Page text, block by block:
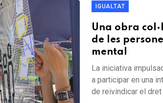
IGUALTAT
Una obra
de les
mental
La iniciativa
a participar en una
de reivindicar el dret